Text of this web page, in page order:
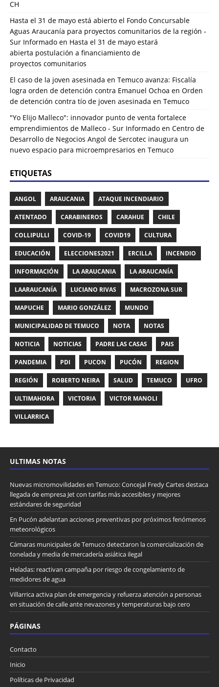
CH
Hasta el 31 de mayo está abierto el Fondo Concursable
Aguas Araucanía para proyectos comunitarios de la región -
Sur Informado en Hasta el 31 de mayo estará
abierta postulación a financiamiento de
proyectos comunitarios
El caso de la joven asesinada en Temuco avanza: Fiscalía
logra orden de detención contra Emanuel Ochoa en Orden
de detención contra tío de joven asesinada en Temuco
"Yo Elijo Malleco": innovador punto de venta fortalece
emprendimientos de Malleco - Sur Informado en Centro de
Desarrollo de Negocios Angol de Sercotec inaugura un
nuevo espacio para microempresarios en Temuco
ETIQUETAS
ANGOL ARAUCANIA ATAQUE INCENDIARIO
ATENTADO CARABINEROS CARAHUE CHILE
COLLIPULLI COVID-19 COVID19 CULTURA
EDUCACIÓN ELECCIONES2021 ERCILLA INCENDIO
INFORMACIÓN LA ARAUCANIA LA ARAUCANÍA
LAARAUCANÍA LUCIANO RIVAS MACROZONA SUR
MAPUCHE MARIO GONZÁLEZ MUNDO
MUNICIPALIDAD DE TEMUCO NOTA NOTAS
NOTICIA NOTICIAS PADRE LAS CASAS PAIS
PANDEMIA PDI PUCON PUCÓN REGION
REGIÓN ROBERTO NEIRA SALUD TEMUCO UFRO
ULTIMAHORA VICTORIA VICTOR MANOLI
VILLARRICA
ULTIMAS NOTAS
Nuevas micromovilidades en Temuco: Concejal Fredy Cartes destaca
llegada de empresa Jet con tarifas más accesibles y mejores
estándares de seguridad
En Pucón adelantan acciones preventivas por próximos fenómenos
meteorológicos
Cámaras municipales de Temuco detectaron la comercialización de
tonelada y media de mercadería asiática ilegal
Heladas: reactivan campaña por riesgo de congelamiento de
medidores de agua
Villarrica activa plan de emergencia y refuerza atención a personas
en situación de calle ante nevazones y temperaturas bajo cero
PÁGINAS
Contacto
Inicio
Políticas de Privacidad